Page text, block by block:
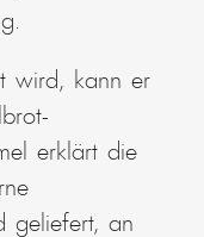
wird, kann er
erklärt die
geliefert, an